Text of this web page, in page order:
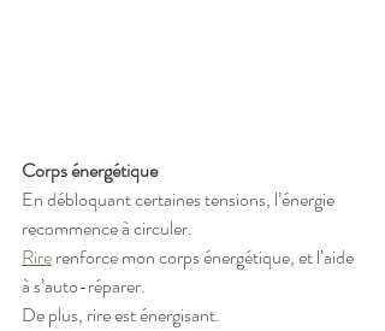
Corps énergétique
En débloquant certaines tensions, l’énergie
recommence à circuler.
Rire renforce mon corps énergétique, et l’aide
à s’auto-réparer.
De plus, rire est énergisant.